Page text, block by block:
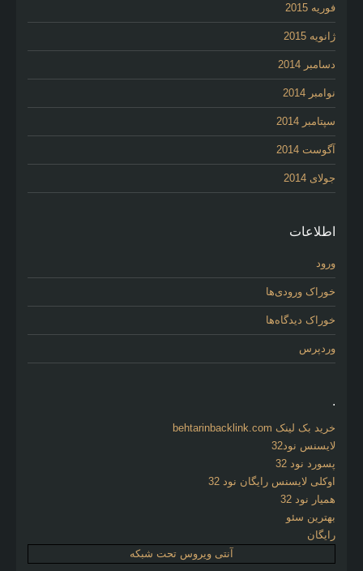
فوریه 2015
ژانویه 2015
دسامبر 2014
نوامبر 2014
سپتامبر 2014
آگوست 2014
جولای 2014
اطلاعات
ورود
خوراک ورودی‌ها
خوراک دیدگاه‌ها
وردپرس
.
خرید بک لینک behtarinbacklink.com
لایسنس نود32
پسورد نود 32
اوکلی لایسنس رایگان نود 32
همیار نود 32
بهترین سئو
رایگان
آنتی ویروس تحت شبکه